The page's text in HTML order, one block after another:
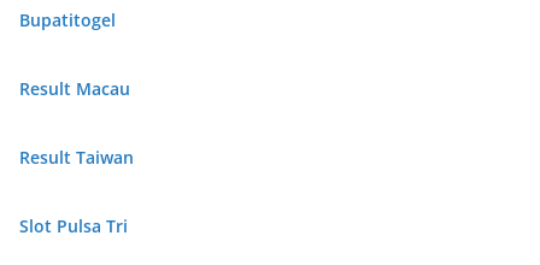
Bupatitogel
Result Macau
Result Taiwan
Slot Pulsa Tri